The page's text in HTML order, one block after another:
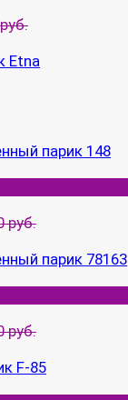
Etna
парик 148
руб.
парик 78163
руб.
F-85